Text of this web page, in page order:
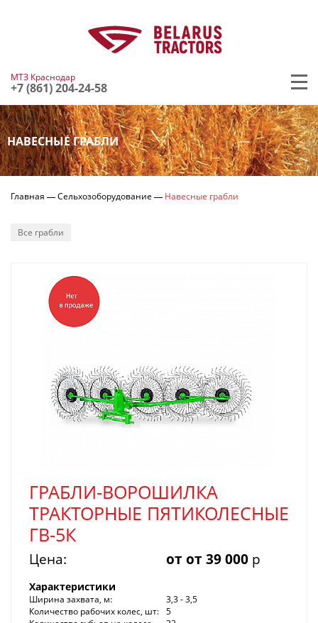
МТЗ Краснодар
+7 (861) 204-24-58
НАВЕСНЫЕ ГРАБЛИ
Главная Сельхозоборудование Навесные грабли
Все грабли
ГРАБЛИ-ВОРОШИЛКА
ТРАКТОРНЫЕ ПЯТИКОЛЕСНЫЕ
ГВ-5К
Цена: от от 39 000 р
Характеристики
Ширина захвата, м:
3,3 - 3,5
Количество рабочих колес, шт: 5